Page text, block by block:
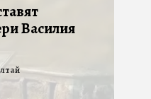
Василия